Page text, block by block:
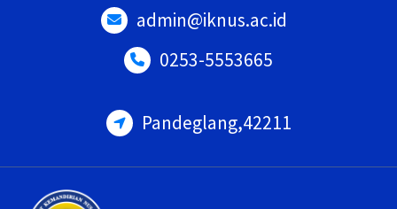
admin@iknus.ac.id
0253-5553665
Pandeglang,42211